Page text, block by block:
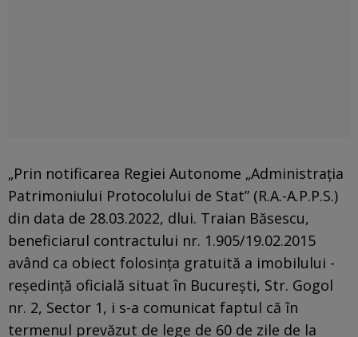
„Prin notificarea Regiei Autonome „Administraţia
Patrimoniului Protocolului de Stat” (R.A.-A.P.P.S.)
din data de 28.03.2022, dlui. Traian Băsescu,
beneficiarul contractului nr. 1.905/19.02.2015
având ca obiect folosinţa gratuită a imobilului -
reşedinţă oficială situat în Bucureşti, Str. Gogol
nr. 2, Sector 1, i s-a comunicat faptul că în
termenul prevăzut de lege de 60 de zile de la